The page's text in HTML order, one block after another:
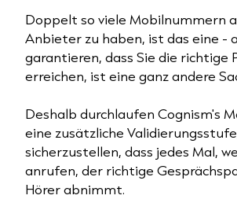
Doppelt so viele Mobilnummern
Anbieter zu haben, ist das eine -
garantieren, dass Sie die richtige
erreichen, ist eine ganz andere
Deshalb durchlaufen Cognism's
eine zusätzliche
sicherzustellen, dass jedes Mal,
anrufen, der richtige
Hörer abnimmt.